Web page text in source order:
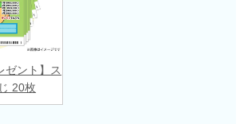
ゼント】ス
20枚